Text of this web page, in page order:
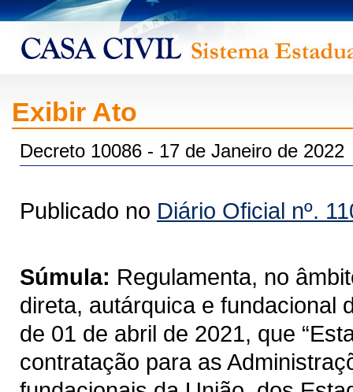
Exibir Ato
Decreto 10086 - 17 de Janeiro de 2022
Publicado no Diário Oficial nº.
Súmula: Regulamenta, no
direta, autárquica e fundacional
de 01 de abril de 2021, que
contratação para as